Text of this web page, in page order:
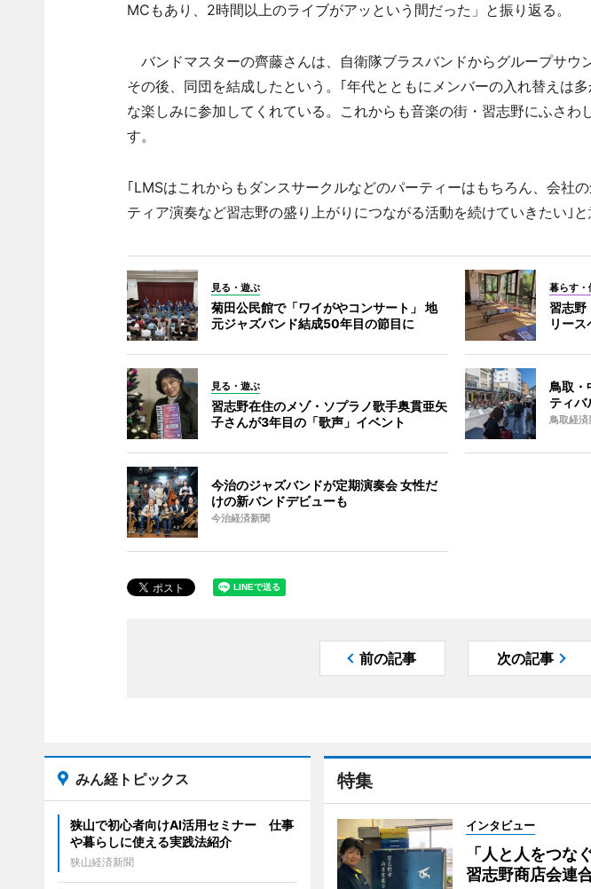
MCもあり、2時間以上のライブがアッという間だった」と振り返る。
バンドマスターの齊藤さんは、自衛隊ブラスバンドからグループサウ
その後、同団を結成したという。｢年代とともにメンバーの入れ替えは
な楽しみに参加してくれている。これからも音楽の街・習志野にふさわ
す。
｢LMSはこれからもダンスサークルなどのパーティーはもちろん、会社
ティア演奏など習志野の盛り上がりにつながる活動を続けていきたい｣と
見る・遊ぶ
菊田公民館で「ワイがやコンサート」 地
元ジャズバンド結成50年目の節目に
暮らす・
習志野
リース
見る・遊ぶ
習志野在住のメゾ・ソプラノ歌手奥貫亜矢
子さんが3年目の「歌声」イベント
鳥取・
ティバ
鳥取経済
今治のジャズバンドが定期演奏会 女性だ
けの新バンドデビューも
今治経済新聞
前の記事 次の記事
特集
インタビュー
「人と人をつな
習志野商店会連
みん経トピックス
狭山で初心者向けAI活用セミナー 仕事
や暮らしに使える実践法紹介
狭山経済新聞